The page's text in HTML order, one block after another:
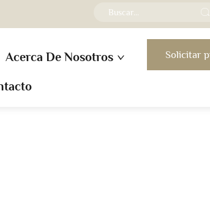
Acerca De Nosotros Solicitar